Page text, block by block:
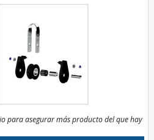
para asegurar más producto del que hay